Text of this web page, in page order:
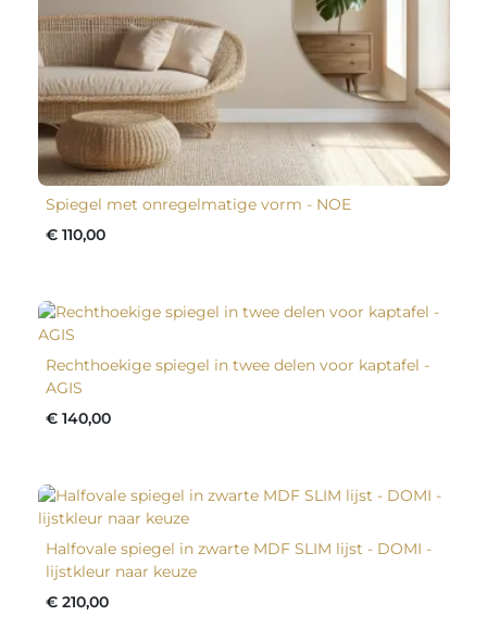
Spiegel met onregelmatige vorm - NOE
€ 110,00
Rechthoekige spiegel in twee delen voor kaptafel -
AGIS
€ 140,00
Halfovale spiegel in zwarte MDF SLIM lijst - DOMI -
lijstkleur naar keuze
€ 210,00